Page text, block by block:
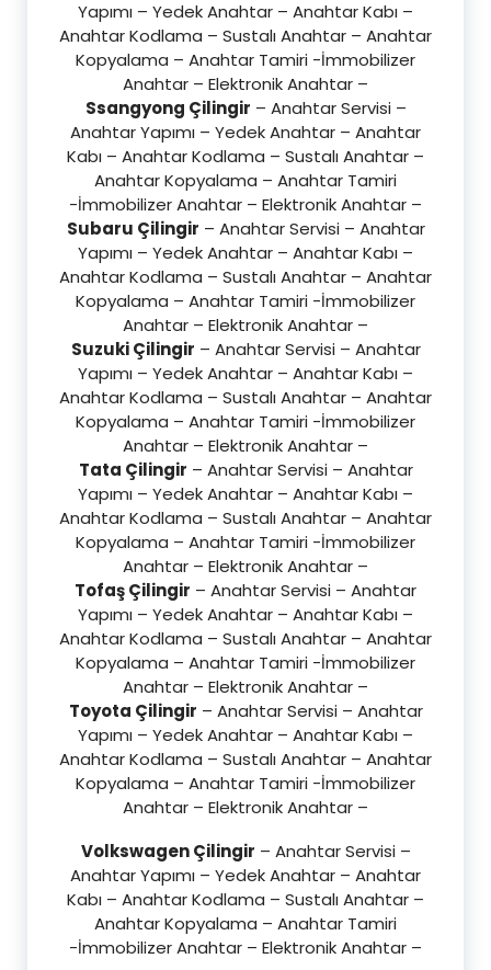
Yapımı – Yedek Anahtar – Anahtar Kabı –
Anahtar Kodlama – Sustalı Anahtar – Anahtar
Kopyalama – Anahtar Tamiri -İmmobilizer
Anahtar – Elektronik Anahtar –
Ssangyong Çilingir – Anahtar Servisi –
Anahtar Yapımı – Yedek Anahtar – Anahtar
Kabı – Anahtar Kodlama – Sustalı Anahtar –
Anahtar Kopyalama – Anahtar Tamiri
-İmmobilizer Anahtar – Elektronik Anahtar –
Subaru Çilingir – Anahtar Servisi – Anahtar
Yapımı – Yedek Anahtar – Anahtar Kabı –
Anahtar Kodlama – Sustalı Anahtar – Anahtar
Kopyalama – Anahtar Tamiri -İmmobilizer
Anahtar – Elektronik Anahtar –
Suzuki Çilingir – Anahtar Servisi – Anahtar
Yapımı – Yedek Anahtar – Anahtar Kabı –
Anahtar Kodlama – Sustalı Anahtar – Anahtar
Kopyalama – Anahtar Tamiri -İmmobilizer
Anahtar – Elektronik Anahtar –
Tata Çilingir – Anahtar Servisi – Anahtar
Yapımı – Yedek Anahtar – Anahtar Kabı –
Anahtar Kodlama – Sustalı Anahtar – Anahtar
Kopyalama – Anahtar Tamiri -İmmobilizer
Anahtar – Elektronik Anahtar –
Tofaş Çilingir – Anahtar Servisi – Anahtar
Yapımı – Yedek Anahtar – Anahtar Kabı –
Anahtar Kodlama – Sustalı Anahtar – Anahtar
Kopyalama – Anahtar Tamiri -İmmobilizer
Anahtar – Elektronik Anahtar –
Toyota Çilingir – Anahtar Servisi – Anahtar
Yapımı – Yedek Anahtar – Anahtar Kabı –
Anahtar Kodlama – Sustalı Anahtar – Anahtar
Kopyalama – Anahtar Tamiri -İmmobilizer
Anahtar – Elektronik Anahtar –
Volkswagen Çilingir – Anahtar Servisi –
Anahtar Yapımı – Yedek Anahtar – Anahtar
Kabı – Anahtar Kodlama – Sustalı Anahtar –
Anahtar Kopyalama – Anahtar Tamiri
-İmmobilizer Anahtar – Elektronik Anahtar –